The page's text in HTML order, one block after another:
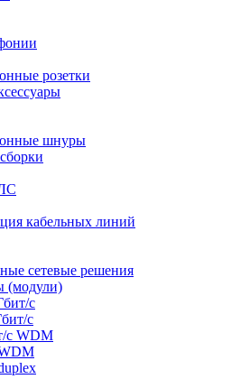
розетки
шнуры
кабельных линий
сетевые решения
(модули)
c
c
с WDM